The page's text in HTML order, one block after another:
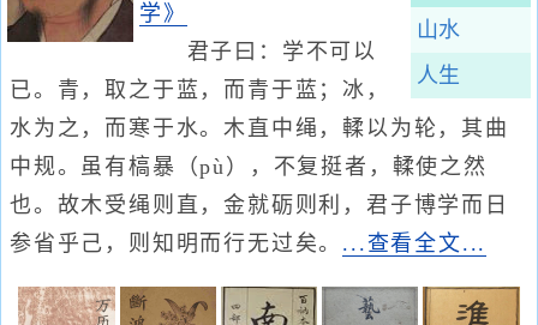
山水
人生
学》
君子曰：学不可以
已。青，取之于蓝，而青于蓝；冰，
水为之，而寒于水。木直中绳，輮以为轮，其曲
中规。虽有槁暴（pù），不复挺者，輮使之然
也。故木受绳则直，金就砺则利，君子博学而日
参省乎己，则知明而行无过矣。 ...查看全文...